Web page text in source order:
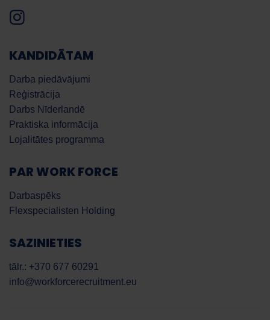
KANDIDĀTAM
Darba piedāvājumi
Reģistrācija
Darbs Nīderlandē
Praktiska informācija
Lojalitātes programma
PAR WORK FORCE
Darbaspēks
Flexspecialisten Holding
SAZINIETIES
tālr.: +370 677 60291
info@workforcerecruitment.eu